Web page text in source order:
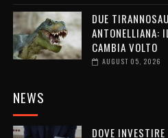
DUE
ANTONELLIANA:
CAMBIA VOLTO
AUGUST 05, 2026
NEWS
DOVE